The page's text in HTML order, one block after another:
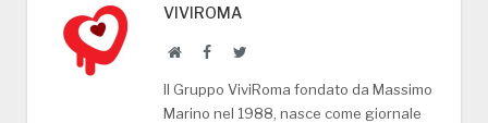
VIVIROMA
WebsiteFacebookTwitter
Il Gruppo ViviRoma fondato da Massimo
Marino nel 1988, nasce come giornale